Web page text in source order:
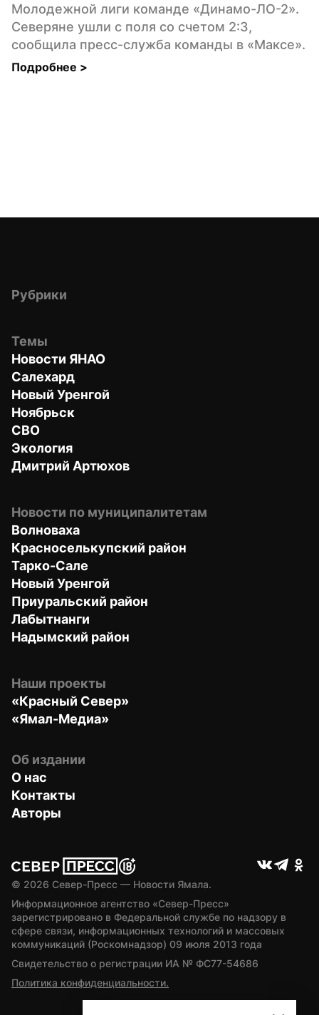
Молодежной лиги команде «Динамо-ЛО-2».
Северяне ушли с поля со счетом 2:3,
сообщила пресс-служба команды в «Максе».
Подробнее >
Рубрики
Темы
Новости ЯНАО
Салехард
Новый Уренгой
Ноябрьск
СВО
Экология
Дмитрий Артюхов
Новости по муниципалитетам
Волноваха
Красноселькупский район
Тарко-Сале
Новый Уренгой
Приуральский район
Лабытнанги
Надымский район
Наши проекты
«Красный Север»
«Ямал-Медиа»
Об издании
О нас
Контакты
Авторы
© 2026 Север-Пресс — Новости Ямала.
Информационное агентство «Север-Пресс»
зарегистрировано в Федеральной службе по надзору в
сфере связи, информационных технологий и массовых
коммуникаций (Роскомнадзор) 09 июля 2013 года
Свидетельство о регистрации ИА № ФС77-54686
Политика конфиденциальности.